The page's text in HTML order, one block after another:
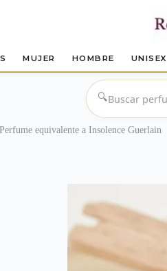
MUJER HOMBRE UNISEX
🔍
Perfume equivalente a Insolence Guerlain